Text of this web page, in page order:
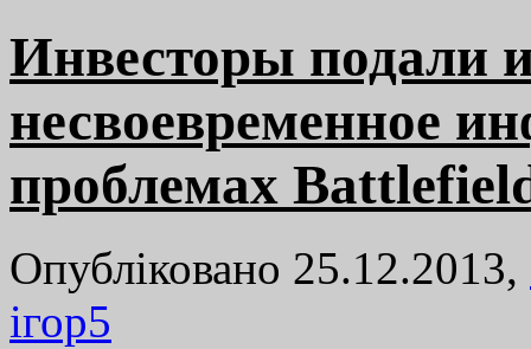
Инвесторы подали
несвоевременное
проблемах
Опубліковано 25.12.2013,
ігор5